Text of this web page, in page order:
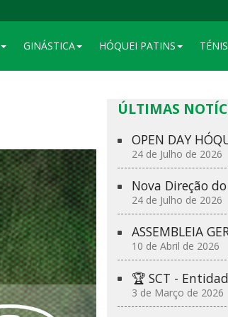
GINÁSTICA HÓQUEI PATINS
ÚLTIMAS
OPEN DAY
24 de Julho de 2026
Nova Direção
24 de Julho de 2026
ASSEMBLEIA
10 de Abril de 2026
🏆 SCT -
3 de Março de 2026